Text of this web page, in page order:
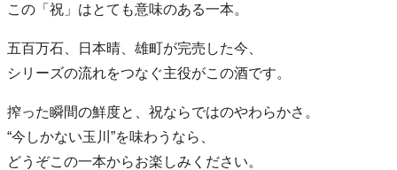
この「祝」はとても意味のある一本。
五百万石、日本晴、雄町が完売した今、
シリーズの流れをつなぐ主役がこの酒です。
搾った瞬間の鮮度と、祝ならではのやわらかさ。
“今しかない玉川”を味わうなら、
どうぞこの一本からお楽しみください。